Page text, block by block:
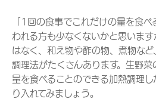
「1回の食事でこれだけの量を食
われる方も少なくないかと思いま
はなく、和え物や酢の物、煮物な
調理法がたくさんあります。生野
量を食べることのできる加熱調理し
り入れてみましょう。